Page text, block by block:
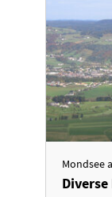
Mondsee